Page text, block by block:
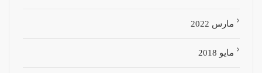
مارس 2022
مايو 2018